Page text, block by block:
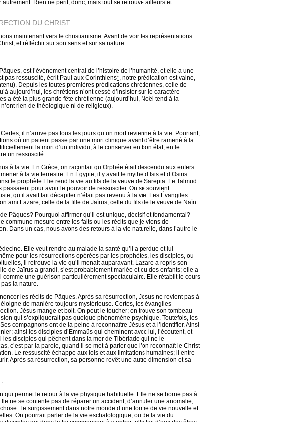
Rien ne périt, donc, mais tout se retrouve ailleurs et
DU CHRIST
maintenant vers le christianisme. Avant de voir les représentations
et réfléchir sur son sens et sur sa nature.
est l’événement central de l’histoire de l’humanité, et elle a une
pas ressuscité, écrit Paul aux Corinthiens*, notre prédication est vaine,
Depuis les toutes premières prédications chrétiennes, celle de
aujourd’hui, les chrétiens n’ont cessé d’insister sur le caractère
a été la plus grande fête chrétienne (aujourd’hui, Noël tend à la
rien de théologique ni de religieux).
il n’arrive pas tous les jours qu’un mort revienne à la vie. Pourtant,
où un patient passe par une mort clinique avant d’être ramené à la
la mort d’un individu, à le conserver en bon état, en le
un ressuscité.
à la vie. En Grèce, on racontait qu’Orphée était descendu aux enfers
à la vie terrestre. En Égypte, il y avait le mythe d’Isis et d’Osiris.
le prophète Elie rend la vie au fils de la veuve de Sarepta. Le Talmud
pour avoir le pouvoir de ressusciter. On se souvient
qu’il avait fait décapiter n’était pas revenu à la vie. Les Évangiles
ami Lazare, celle de la fille de Jaïrus, celle du fils de le veuve de Naïn.
Pâques? Pourquoi affirmer qu’il est unique, décisif et fondamental?
commune mesure entre les faits ou les récits que je viens de
Dans un cas, nous avons des retours à la vie naturelle, dans l’autre le
Elle veut rendre au malade la santé qu’il a perdue et lui
pour les résurrections opérées par les prophètes, les disciples, ou
il retrouve la vie qu’il menait auparavant. Lazare a repris son
de Jaïrus a grandi, s’est probablement mariée et eu des enfants; elle a
une guérison particulièrement spectaculaire. Elle rétablit le cours
pas la nature.
les récits de Pâques. Après sa résurrection, Jésus ne revient pas à
de manière toujours mystérieuse. Certes, les évangiles
Jésus mange et boit. On peut le toucher; on trouve son tombeau
qui s’expliquerait pas quelque phénomène psychique. Toutefois, les
compagnons ont de la peine à reconnaître Jésus et à l’identifier. Ainsi
ainsi les disciples d’Emmaüs qui cheminent avec lui, l’écoutent, et
les disciples qui pêchent dans la mer de Tibériade qui ne le
c’est par la parole, quand il se met à parler que l’on reconnaît le Christ
Le ressuscité échappe aux lois et aux limitations humaines; il entre
Après sa résurrection, sa personne revêt une autre dimension et sa
qui permet le retour à la vie physique habituelle. Elle ne se borne pas à
ne se contente pas de réparer un accident, d’annuler une anomalie,
: le surgissement dans notre monde d’une forme de vie nouvelle et
On pourrait parler de la vie eschatologique, ou de la vie du